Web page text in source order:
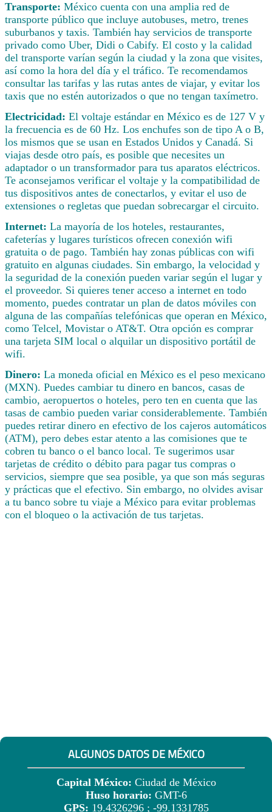
Transporte: México cuenta con una amplia red de
transporte público que incluye autobuses, metro, trenes
suburbanos y taxis. También hay servicios de transporte
privado como Uber, Didi o Cabify. El costo y la calidad
del transporte varían según la ciudad y la zona que visites,
así como la hora del día y el tráfico. Te recomendamos
consultar las tarifas y las rutas antes de viajar, y evitar los
taxis que no estén autorizados o que no tengan taxímetro.
Electricidad: El voltaje estándar en México es de 127 V y
la frecuencia es de 60 Hz. Los enchufes son de tipo A o B,
los mismos que se usan en Estados Unidos y Canadá. Si
viajas desde otro país, es posible que necesites un
adaptador o un transformador para tus aparatos eléctricos.
Te aconsejamos verificar el voltaje y la compatibilidad de
tus dispositivos antes de conectarlos, y evitar el uso de
extensiones o regletas que puedan sobrecargar el circuito.
Internet: La mayoría de los hoteles, restaurantes,
cafeterías y lugares turísticos ofrecen conexión wifi
gratuita o de pago. También hay zonas públicas con wifi
gratuito en algunas ciudades. Sin embargo, la velocidad y
la seguridad de la conexión pueden variar según el lugar y
el proveedor. Si quieres tener acceso a internet en todo
momento, puedes contratar un plan de datos móviles con
alguna de las compañías telefónicas que operan en México,
como Telcel, Movistar o AT&T. Otra opción es comprar
una tarjeta SIM local o alquilar un dispositivo portátil de
wifi.
Dinero: La moneda oficial en México es el peso mexicano
(MXN). Puedes cambiar tu dinero en bancos, casas de
cambio, aeropuertos o hoteles, pero ten en cuenta que las
tasas de cambio pueden variar considerablemente. También
puedes retirar dinero en efectivo de los cajeros automáticos
(ATM), pero debes estar atento a las comisiones que te
cobren tu banco o el banco local. Te sugerimos usar
tarjetas de crédito o débito para pagar tus compras o
servicios, siempre que sea posible, ya que son más seguras
y prácticas que el efectivo. Sin embargo, no olvides avisar
a tu banco sobre tu viaje a México para evitar problemas
con el bloqueo o la activación de tus tarjetas.
ALGUNOS DATOS DE MÉXICO
Capital México: Ciudad de México
Huso horario: GMT-6
GPS: 19.4326296 ; -99.1331785